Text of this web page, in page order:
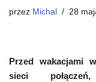
przez Michal 28
Przed wakacjami
sieci